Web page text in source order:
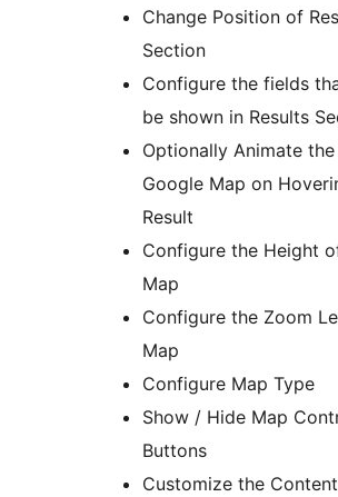
Change Position of
Section
Configure the fields
be shown in Results
Optionally Animate the
Google Map on
Result
Configure the Height
Map
Configure the Zoom
Map
Configure Map Type
Show / Hide Map
Buttons
Customize the